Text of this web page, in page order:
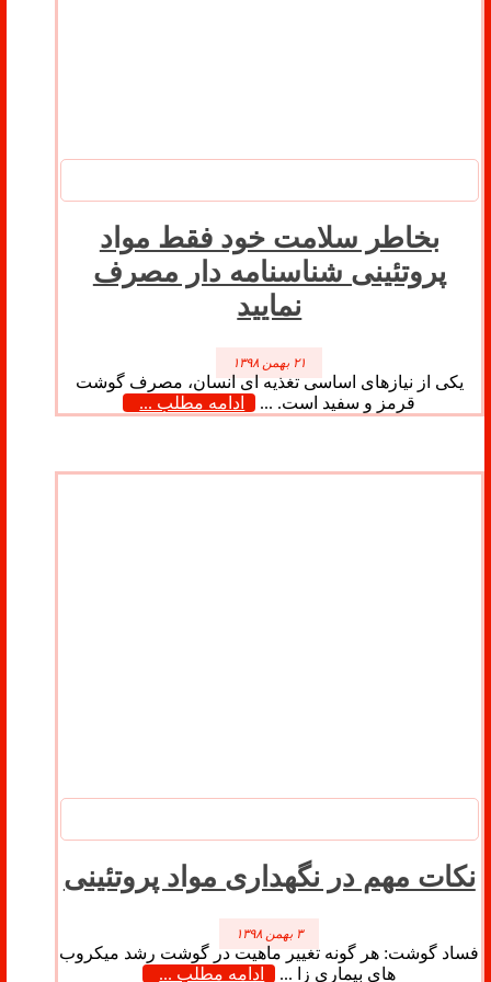
بخاطر سلامت خود فقط مواد
پروتئینی شناسنامه دار مصرف
نمایید
۲۱ بهمن ۱۳۹۸
یکی از نیازهای اساسی تغذیه ای انسان، مصرف گوشت
قرمز و سفید است. ...
ادامه مطلب ...
نکات مهم در نگهداری مواد پروتئینی
۳ بهمن ۱۳۹۸
فساد گوشت: هر گونه تغییر ماهیت در گوشت رشد میکروب
های بیماری زا ...
ادامه مطلب ...